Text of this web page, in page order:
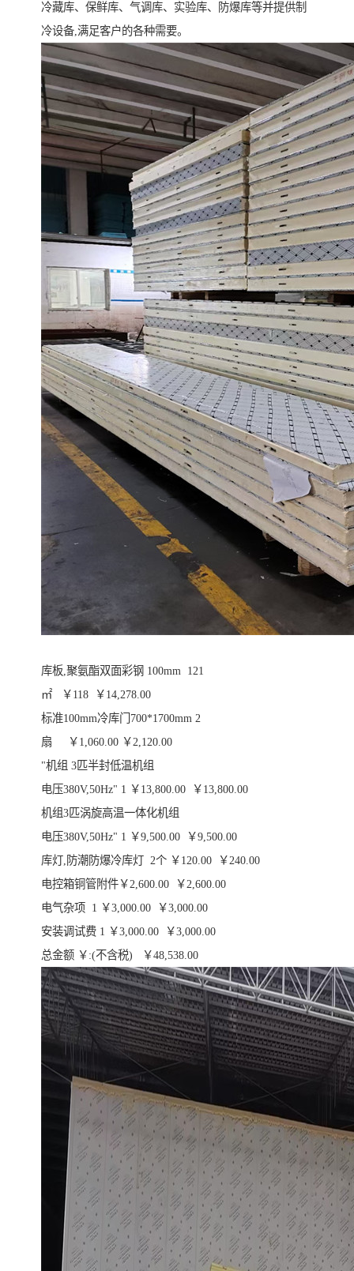
冷藏库、保鲜库、气调库、实验库、防爆库等并提供制
冷设备,满足客户的各种需要。
库板,聚氨酯双面彩钢 100mm 121
㎡ ￥118 ￥14,278.00
标准100mm冷库门700*1700mm 2
扇 ￥1,060.00 ￥2,120.00
"机组 3匹半封低温机组
电压380V,50Hz" 1 ￥13,800.00 ￥13,800.00
机组3匹涡旋高温一体化机组
电压380V,50Hz" 1 ￥9,500.00 ￥9,500.00
库灯,防潮防爆冷库灯 2个 ￥120.00 ￥240.00
电控箱铜管附件￥2,600.00 ￥2,600.00
电气杂项 1 ￥3,000.00 ￥3,000.00
安装调试费 1 ￥3,000.00 ￥3,000.00
总金额 ￥:(不含税) ￥48,538.00